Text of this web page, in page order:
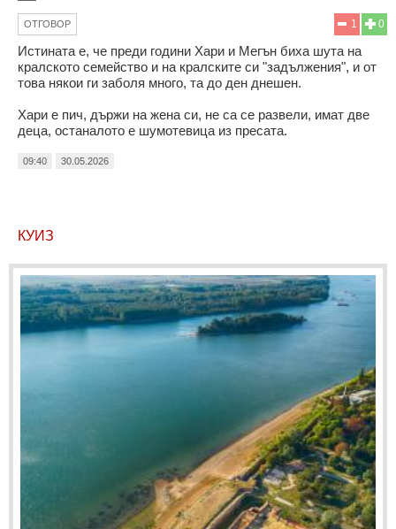
0
1
ОТГОВОР
Истината е, че преди години Хари и Мегън биха шута на
кралското семейство и на кралските си "задължения", и от
това някои ги заболя много, та до ден днешен.
Хари е пич, държи на жена си, не са се развели, имат две
деца, останалото е шумотевица из пресата.
09:40 30.05.2026
КУИЗ